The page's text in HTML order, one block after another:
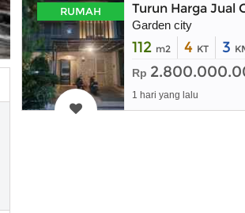
RUMAH Turun Harga Jual
Garden city
112 m2 4 KT 3
Rp
1 hari yang lalu